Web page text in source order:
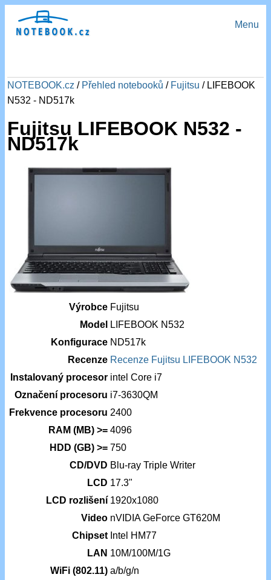
Menu
NOTEBOOK.cz / Přehled notebooků / Fujitsu / LIFEBOOK
N532 - ND517k
Fujitsu LIFEBOOK N532 -
ND517k
Výrobce Fujitsu
Model
LIFEBOOK N532
Konfigurace ND517k
Recenze Recenze Fujitsu LIFEBOOK N532
Instalovaný procesor intel Core i7
Označení procesoru i7-3630QM
Frekvence procesoru 2400
RAM (MB) >= 4096
HDD (GB) >= 750
CD/DVD Blu-ray Triple Writer
LCD 17.3"
LCD rozlišení 1920x1080
Video nVIDIA GeForce GT620M
Chipset Intel HM77
LAN 10M/100M/1G
WiFi (802.11) a/b/g/n